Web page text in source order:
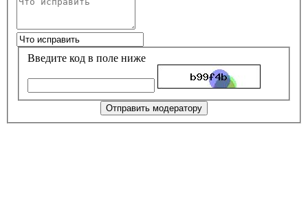
Введите код в поле ниже
Отправить модератору